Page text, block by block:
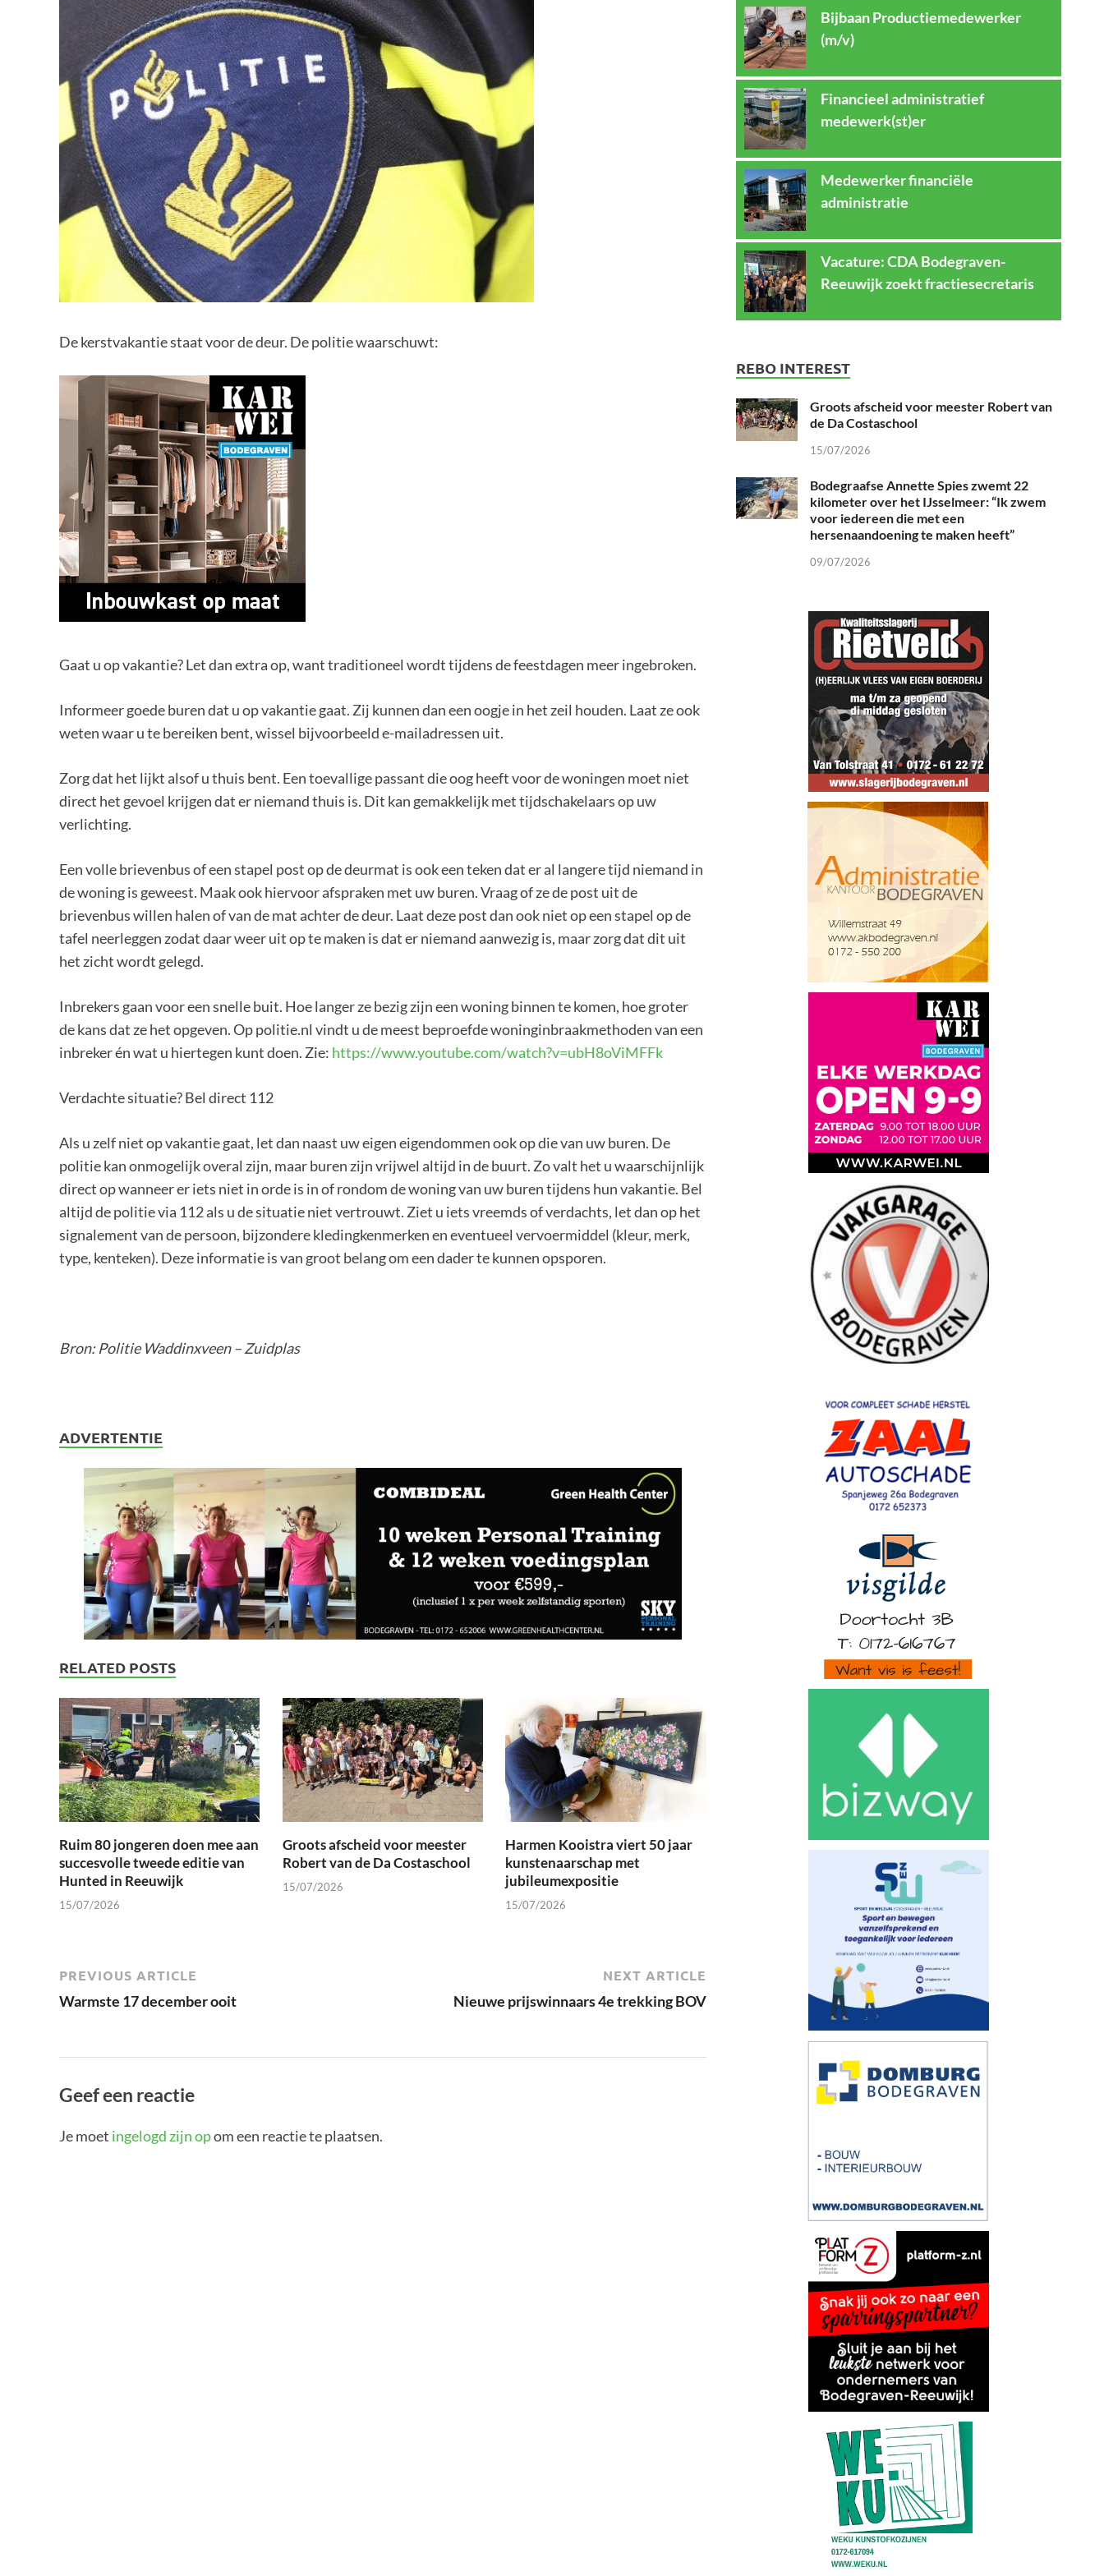
De kerstvakantiestaat voor de deur. De politie waarschuwt:
Gaat u op vakantie? Let dan extra op, want traditioneel wordt tijdens de feestdagen meer ingebroken.
Informeer goede buren dat u op vakantie gaat. Zij kunnen dan een oogje in het zeil houden. Laat ze ook
weten waar u te bereiken bent, wissel bijvoorbeeld e-mailadressen uit.
Zorg dat het lijkt alsof u thuis bent. Een toevallige passant die oog heeft voor de woningen moet niet
direct het gevoel krijgen dat er niemand thuis is. Dit kan gemakkelijk met tijdschakelaars op uw
verlichting.
Een volle brievenbus of een stapel post op de deurmat is ook een teken dat er al langere tijd niemand in
de woning is geweest. Maak ook hiervoor afspraken met uw buren. Vraag of ze de post uit de
brievenbus willen halen of van de mat achter de deur. Laat deze post dan ook niet op een stapel op de
tafel neerleggen zodat daar weer uit op te maken is dat er niemand aanwezig is, maar zorg dat dit uit
het zicht wordt gelegd.
Inbrekers gaan voor een snelle buit. Hoe langer ze bezig zijn een woning binnen te komen, hoe groter
de kans dat ze het opgeven. Op politie.nl vindt u de meest beproefde woninginbraakmethoden van een
inbreker én wat u hiertegen kunt doen. Zie: https://www.youtube.com/watch?v=ubH8oViMFFk
Verdachte situatie? Bel direct 112
Als u zelf niet op vakantie gaat, let dan naast uw eigen eigendommen ook op die van uw buren. De
politie kan onmogelijk overal zijn, maar buren zijn vrijwel altijd in de buurt. Zo valt het u waarschijnlijk
direct op wanneer er iets niet in orde is in of rondom de woning van uw buren tijdens hun vakantie. Bel
altijd de politie via 112 als u de situatie niet vertrouwt. Ziet u iets vreemds of verdachts, let dan op het
signalement van de persoon, bijzondere kledingkenmerken en eventueel vervoermiddel (kleur, merk,
type, kenteken). Deze informatie is van groot belang om een dader te kunnen opsporen.
Bron: Politie Waddinxveen – Zuidplas
ADVERTENTIE
RELATED POSTS
Ruim 80 jongeren doen mee aan
succesvolle tweede editie van
Hunted in Reeuwijk
15/07/2026
Groots afscheid voor meester
Robert van de Da Costaschool
15/07/2026
Harmen Kooistra viert 50 jaar
kunstenaarschap met
jubileumexpositie
15/07/2026
PREVIOUS ARTICLE
Warmste 17 december ooit
NEXT ARTICLE
Nieuwe prijswinnaars 4e trekking BOV
Geef een reactie
Je moet ingelogd zijn opom een reactie te plaatsen.
Bijbaan Productiemedewerker
(m/v)
Financieel administratief
medewerk(st)er
Medewerker financiële
administratie
Vacature: CDA Bodegraven-
Reeuwijk zoekt fractiesecretaris
REBO INTEREST
Groots afscheid voor meester Robert van
de Da Costaschool
15/07/2026
Bodegraafse Annette Spies zwemt 22
kilometer over het IJsselmeer: “Ik zwem
voor iedereen die met een
hersenaandoening te maken heeft”
09/07/2026